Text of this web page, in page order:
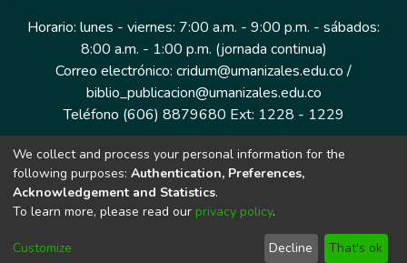
Horario: lunes - viernes: 7:00 a.m. - 9:00 p.m. - sábados:
8:00 a.m. - 1:00 p.m. (jornada continua)
Correo electrónico: cridum@umanizales.edu.co /
biblio_publicacion@umanizales.edu.co
Teléfono (606) 8879680 Ext: 1228 - 1229
Dirección: Cra 9 a # 19-03 Edificio histórico, piso 1
Manizales, Caldas
Colombia.
Tecnología DSpace implementada por
We collect and process your personal information for the
following purposes: Authentication, Preferences,
Acknowledgement and Statistics.
To learn more, please read our privacy policy.
Customize Decline That's ok